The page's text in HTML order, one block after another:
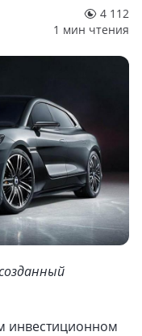
4 112
1 мин чтения
инвестиционном